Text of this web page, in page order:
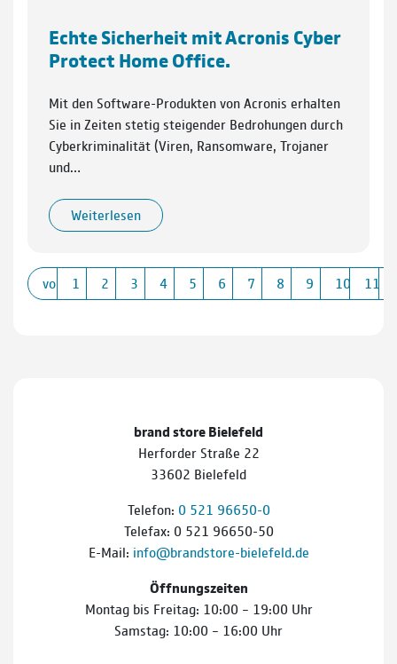
Echte Sicherheit mit Acronis Cyber
Protect Home Office.
Mit den Software-Produkten von Acronis erhalten
Sie in Zeiten stetig steigender Bedrohungen durch
Cyberkriminalität (Viren, Ransomware, Trojaner
und…
Weiterlesen
vorherige
1 2 3 4 5 6 7 8 9 10 11
brand store Bielefeld
Herforder Straße 22
33602 Bielefeld
Telefon: 0 521 96650-0
Telefax: 0 521 96650-50
E-Mail: info@brandstore-bielefeld.de
Öffnungszeiten
Montag bis Freitag: 10:00 – 19:00 Uhr
Samstag: 10:00 – 16:00 Uhr